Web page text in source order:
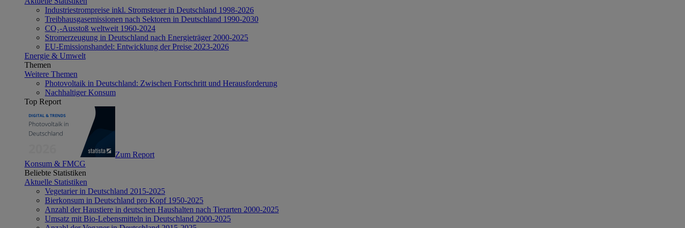
Industriestrompreise inkl. Stromsteuer in Deutschland 1998-2026
Treibhausgasemissionen nach Sektoren in Deutschland 1990-2030
CO₂-Ausstoß weltweit 1960-2024
Stromerzeugung in Deutschland nach Energieträger 2000-2025
EU-Emissionshandel: Entwicklung der Preise 2023-2026
Energie & Umwelt
Themen
Weitere Themen
Photovoltaik in Deutschland: Zwischen Fortschritt und Herausforderung
Nachhaltiger Konsum
Top Report
Zum Report
Konsum & FMCG
Beliebte Statistiken
Aktuelle Statistiken
Vegetarier in Deutschland 2015-2025
Bierkonsum in Deutschland pro Kopf 1950-2025
Anzahl der Haustiere in deutschen Haushalten nach Tierarten 2000-2025
Umsatz mit Bio-Lebensmitteln in Deutschland 2000-2025